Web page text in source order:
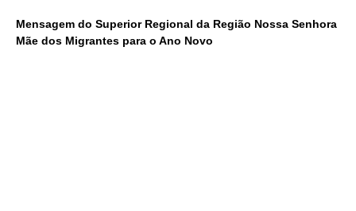
Mensagem do Superior Regional da Região Nossa Senhora
Mãe dos Migrantes para o Ano Novo